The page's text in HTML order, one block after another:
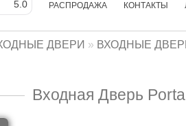
РАСПРОДАЖА КОНТАКТЫ
ДВЕРИ ВХОДНЫЕ
Входная Дверь